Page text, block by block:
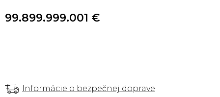
Informácie o bezpečnej doprave
99.899.999.001 €